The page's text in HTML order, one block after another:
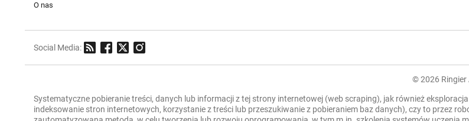
O nas
Social Media:
© 2026 Ringier
Systematyczne pobieranie treści, danych lub informacji z tej strony internetowej (web scraping), jak również
indeksowanie stron internetowych, korzystanie z treści lub przeszukiwanie z pobieraniem baz danych), czy to przez